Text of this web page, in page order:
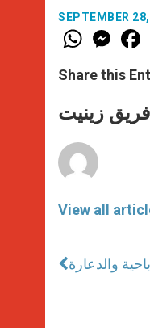
SEPTEMBER
W
h
t
s
p
p
M
e
s
e
g
e
e
b
o
k
Share this
فريق زينيت
View all
والدعارة